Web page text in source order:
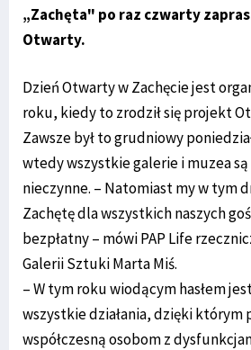
„Zachęta" po raz czwarty
Otwarty.
Dzień Otwarty w Zachęcie jest
roku, kiedy to zrodził się projekt
Zawsze był to grudniowy
wtedy wszystkie galerie i muzea
nieczynne. – Natomiast my w tym
Zachętę dla wszystkich naszych
bezpłatny – mówi PAP Life
Galerii Sztuki Marta Miś.
– W tym roku wiodącym hasłem
wszystkie działania, dzięki którym
współczesną osobom z